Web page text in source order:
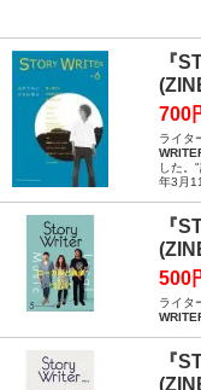
『
700
ライタ
した。
年3月
『
500
ライタ
『